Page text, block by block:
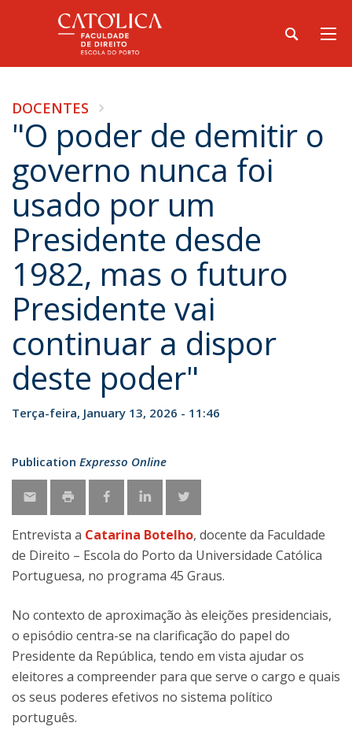
DOCENTES
"O poder de demitir o
governo nunca foi
usado por um
Presidente desde
1982, mas o futuro
Presidente vai
continuar a dispor
deste poder"
Terça-feira, January 13, 2026 - 11:46
Publication Expresso Online
Entrevista a Catarina Botelho, docente da Faculdade
de Direito – Escola do Porto da Universidade Católica
Portuguesa, no programa 45 Graus.
No contexto de aproximação às eleições presidenciais,
o episódio centra-se na clarificação do papel do
Presidente da República, tendo em vista ajudar os
eleitores a compreender para que serve o cargo e quais
os seus poderes efetivos no sistema político
português.